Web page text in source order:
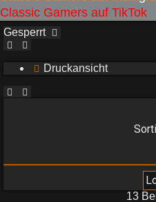
Classic Gamers auf TikTok
Gesperrt
Druckansicht
13